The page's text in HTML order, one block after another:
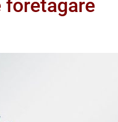
företagare